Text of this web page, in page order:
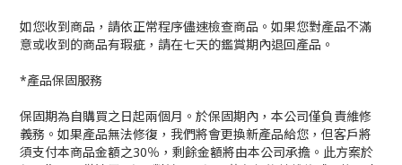
如您收到商品，請依正常程序儘速檢查商品。如果您對產品不滿
意或收到的商品有瑕疵，請在七天的鑑賞期內退回產品。
*產品保固服務
保固期為自購買之日起兩個月。於保固期內，本公司僅負責維修
義務。如果產品無法修復，我們將會更換新產品給您，但客戶將
須支付本商品金額之30％，剩餘金額將由本公司承擔。此方案於